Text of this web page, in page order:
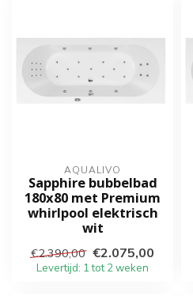
AQUALIVO
Sapphire bubbelbad
180x80 met Premium
whirlpool elektrisch
wit
€2.390,00 €2.075,00
Levertijd: 1 tot 2 weken